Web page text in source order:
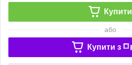
Купити
або
Купити з